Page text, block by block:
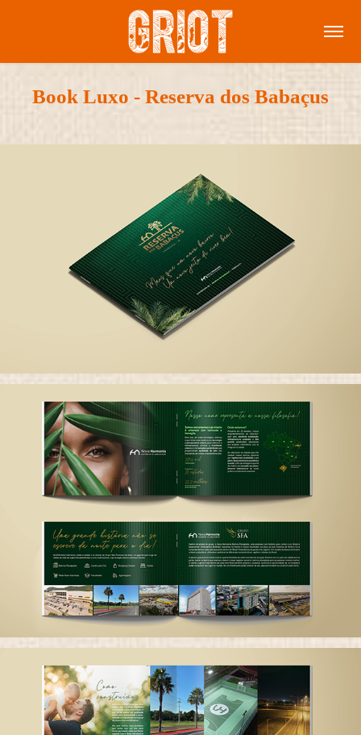
Book Luxo - Reserva dos Babaçus